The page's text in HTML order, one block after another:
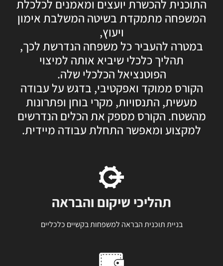
התוכנית להכשרת יועצים ומאמנים לכלכלת
המשפחה מתמקדת בשיטה המשלבת אימון
ויעוץ,
במטרה להעביר כל משפחה הנדרשת לכך,
תהליך כלכלי שיביא אותה למיצוי
הפוטנציאל הכלכלי שלה.
הקורס ממוקד ואפקטיבי, בדגש על עבודה
מעשית, התנסויות, מקרי בוחן ופתרונות
מהשטח. הקורס מספק את הכלים הנדרשים
למקצוע ומאפשר התחלת עבודה מיידית.
תהליכי שיקום והבראה
בניית תוכנית הבראה למשפחות בקשיים כלכליים